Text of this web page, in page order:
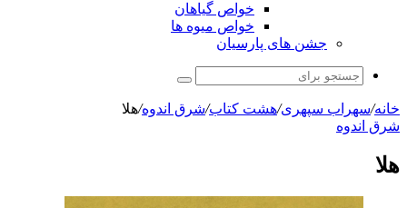
خواص گیاهان
خواص میوه ها
جشن های پارسیان
جستجو
برای
خانه/سهراب سپهری/هشت کتاب/شرق اندوه/هلا
شرق اندوه
هلا